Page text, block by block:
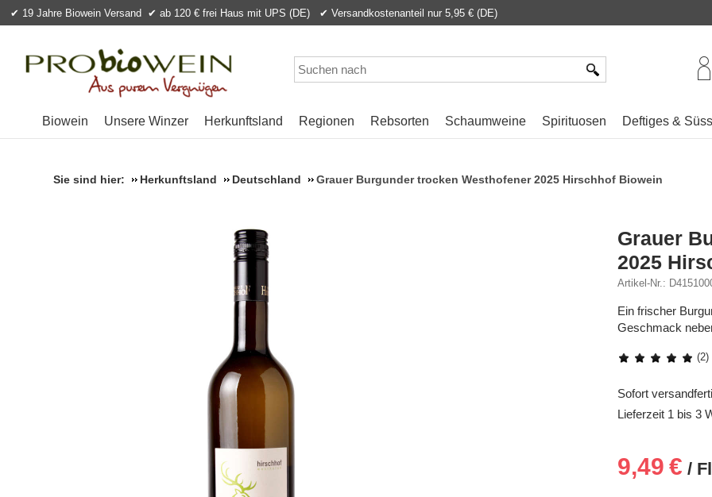
✔ 19 Jahre Biowein Versand ✔ ab 120 € frei Haus mit UPS (DE) ✔ Versandkostenanteil nur 5,95 € (DE)
Biowein Unsere Winzer Herkunftsland Regionen Rebsorten Schaumweine Spirituosen Deftiges &
Sie sind hier: Herkunftsland Deutschland Grauer Burgunder trocken Westhofener 2025 Hirschhof Biowein
Grauer
2025
Artikel-Nr.:
Ein frischer
Geschmack
(2)
Sofort
Lieferzeit 1 bis 3
9,49 € /